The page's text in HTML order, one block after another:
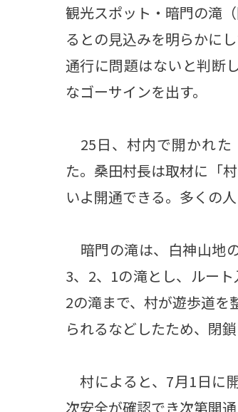
観光スポット・暗門の滝
るとの見込みを明らかに
通行に問題はないと判断
なゴーサインを出す。
25日、村内で開かれた
た。桑田村長は取材に「
いよ開通できる。多くの
暗門の滝は、白神山地
3、2、1の滝とし、ルー
2の滝まで、村が遊歩道を
られるなどしたため、閉鎖
村によると、7月1日に
次安全が確認でき次第開
パワースポット
まつり・イベント
おみやげ・特産
道の駅・産直
アウトドア・レジャー